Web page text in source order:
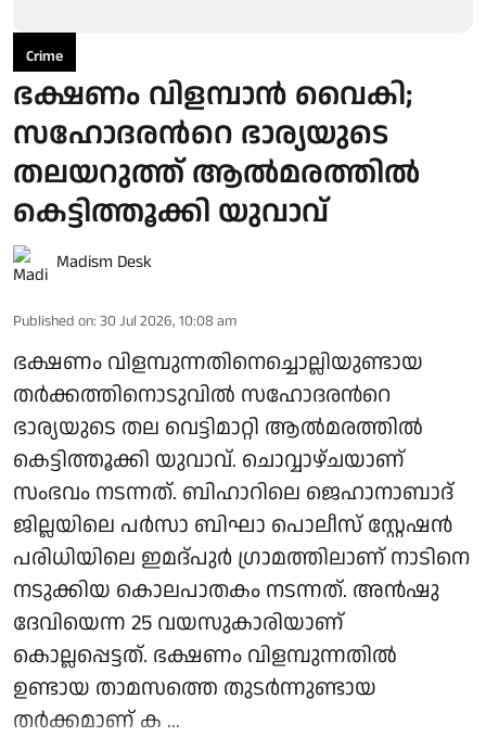
Crime
ഭക്ഷണം വിളമ്പാന്‍ വൈകി;
സഹോദരന്‍റെ ഭാര്യയുടെ
തലയറുത്ത് ആല്‍മരത്തില്‍
കെട്ടിത്തൂക്കി യുവാവ്
Madism Desk
Published on: 30 Jul 2026, 10:08 am
ഭക്ഷണം വിളമ്പുന്നതിനെച്ചൊല്ലിയുണ്ടായ
തര്‍ക്കത്തിനൊടുവില്‍ സഹോദരന്‍റെ
ഭാര്യയുടെ തല വെട്ടിമാറ്റി ആല്‍മരത്തില്‍
കെട്ടിത്തൂക്കി യുവാവ്. ചൊവ്വാഴ്ചയാണ്
സംഭവം നടന്നത്. ബിഹാറിലെ ജെഹാനാബാദ്
ജില്ലയിലെ പർസാ ബിഘാ പൊലീസ് സ്റ്റേഷൻ
പരിധിയിലെ ഇമദ്‌പുർ ഗ്രാമത്തിലാണ് നാടിനെ
നടുക്കിയ കൊലപാതകം നടന്നത്. അൻഷു
ദേവിയെന്ന 25 വയസുകാരിയാണ്
കൊല്ലപ്പെട്ടത്. ഭക്ഷണം വിളമ്പുന്നതിൽ
ഉണ്ടായ താമസത്തെ തുടർന്നുണ്ടായ
തർക്കമാണ് ക ...